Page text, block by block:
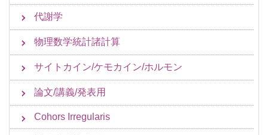
代謝学
物理数学統計諸計算
サイトカイン/ケモカイン/ホルモン
論文/講義/発表用
Cohors Irregularis